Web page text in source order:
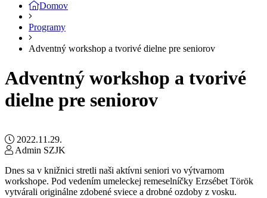
Domov
Programy
Adventný workshop a tvorivé dielne pre seniorov
Adventný workshop a tvorivé
dielne pre seniorov
2022.11.29.
Admin SZJK
Dnes sa v knižnici stretli naši aktívni seniori vo výtvarnom
workshope. Pod vedením umeleckej remeselníčky Erzsébet Török
vytvárali originálne zdobené sviece a drobné ozdoby z vosku.